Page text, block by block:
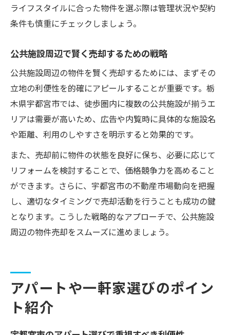
ライフスタイルに合った物件を選ぶ際は管理状況や契約
条件も慎重にチェックしましょう。
公共施設周辺で賢く売却するための戦略
公共施設周辺の物件を賢く売却するためには、まずその
立地の利便性を的確にアピールすることが重要です。栃
木県宇都宮市では、徒歩圏内に複数の公共施設が揃うエ
リアは需要が高いため、広告や内覧時に具体的な施設名
や距離、利用のしやすさを明示すると効果的です。
また、売却前に物件の状態を良好に保ち、必要に応じて
リフォームを検討することで、価格競争力を高めること
ができます。さらに、宇都宮市の不動産市場動向を把握
し、適切なタイミングで売却活動を行うことも成功の鍵
となります。こうした戦略的なアプローチで、公共施設
周辺の物件売却をスムーズに進めましょう。
アパートや一軒家選びのポイン
ト紹介